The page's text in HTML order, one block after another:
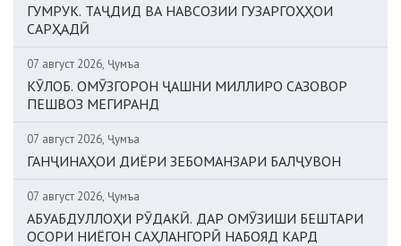
ГУМРУК. ТАҶДИД ВА НАВСОЗИИ ГУЗАРГОҲҲОИ
САРҲАДӢ
07 август 2026, Ҷумъа
КӮЛОБ. ОМӮЗГОРОН ҶАШНИ МИЛЛИРО САЗОВОР
ПЕШВОЗ МЕГИРАНД
07 август 2026, Ҷумъа
ГАНҶИНАҲОИ ДИЁРИ ЗЕБОМАНЗАРИ БАЛҶУВОН
07 август 2026, Ҷумъа
АБУАБДУЛЛОҲИ РӮДАКӢ. ДАР ОМӮЗИШИ БЕШТАРИ
ОСОРИ НИЁГОН САҲЛАНГОРӢ НАБОЯД КАРД